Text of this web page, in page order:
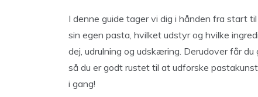
I denne guide tager vi dig i hånden fra start
sin egen pasta, hvilket udstyr og hvilke
dej, udrulning og udskæring. Derudover får
så du er godt rustet til at udforske
i gang!